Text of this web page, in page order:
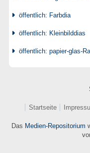
öffentlich: Farbdia
öffentlich: Kleinbilddias
öffentlich: papier-glas-
Startseite
Das Medien-Repositorium